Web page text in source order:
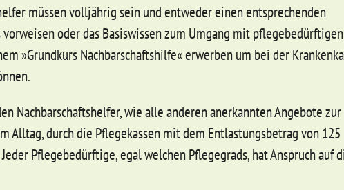
müssen volljährig sein und entweder einen entsprechenden
vorweisen oder das Basiswissen zum Umgang mit pflegebedürftigen
»Grundkurs Nachbarschaftshilfe« erwerben um bei der
Nachbarschaftshelfer, wie alle anderen anerkannten Angebote zur
Alltag, durch die Pflegekassen mit dem Entlastungsbetrag von 125
Pflegebedürftige, egal welchen Pflegegrads, hat Anspruch auf